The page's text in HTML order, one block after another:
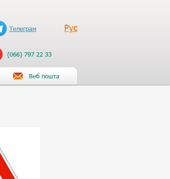
Телеграм Рус
(066) 797 22 33
Веб пошта